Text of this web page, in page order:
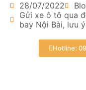
28/07/2022
Gửi xe ô tô qua
bay Nội Bài, lưu
Hotline: